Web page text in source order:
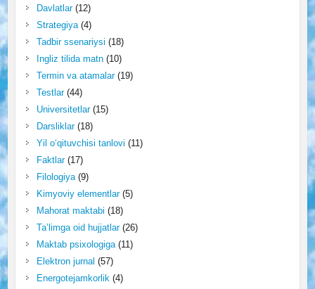
Davlatlar(12)
Strategiya(4)
Tadbir ssenariysi (18)
Ingliz tilida matn(10)
Termin va atamalar(19)
Testlar(44)
Universitetlar(15)
Darsliklar(18)
Yil o‘qituvchisi tanlovi (11)
Faktlar(17)
Filologiya(9)
Kimyoviy elementlar(5)
Mahorat maktabi (18)
Ta’limga oid hujjatlar(26)
Maktab psixologiga(11)
Elektron jurnal (57)
Energotejamkorlik(4)